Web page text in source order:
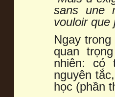
sans une
vouloir que
Ngay
quan
nhiên: có
nguyên
học (phần